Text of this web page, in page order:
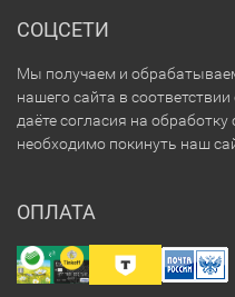
СОЦСЕТИ
Мы получаем и
нашего сайта в соответствии
даёте согласия на
необходимо покинуть наш
ОПЛАТА